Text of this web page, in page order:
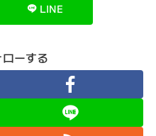
LINE
ーする